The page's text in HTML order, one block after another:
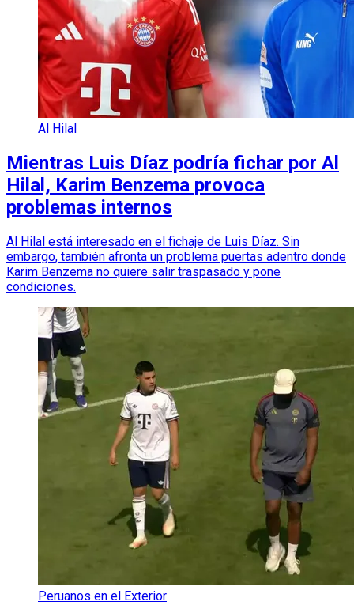
Al Hilal
Mientras Luis Díaz podría fichar por Al
Hilal, Karim Benzema provoca
problemas internos
Al Hilal está interesado en el fichaje de Luis Díaz. Sin
embargo, también afronta un problema puertas adentro donde
Karim Benzema no quiere salir traspasado y pone
condiciones.
Peruanos en el Exterior